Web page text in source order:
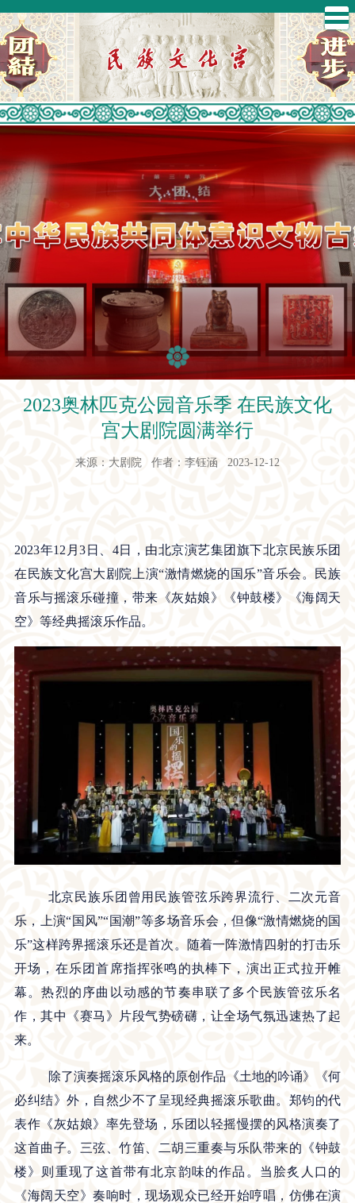
2023奥林匹克公园音乐季 在民族文化
宫大剧院圆满举行
来源：大剧院 作者：李钰涵 2023-12-12
2023年12 月 3 日、 4日，由北京演艺集团旗下北京民族乐团
在民族文化宫大剧院上演“激情燃烧的国乐”音乐会。民族
音乐与摇滚乐碰撞，带来《灰姑娘》《钟鼓楼》《海阔天
空》等经典摇滚乐作品。
北京民族乐团曾用民族管弦乐跨界流行、二次元音
乐，上演“国风”“国潮”等多场音乐会，但像“激情燃烧的国
乐”这样跨界摇滚乐还是首次。随着一阵激情四射的打击乐
开场，在乐团首席指挥张鸣的执棒下，演出正式拉开帷
幕。热烈的序曲以动感的节奏串联了多个民族管弦乐名
作，其中《赛马》片段气势磅礴，让全场气氛迅速热了起
来。
除了演奏摇滚乐风格的原创作品《土地的吟诵》《何
必纠结》外，自然少不了呈现经典摇滚乐歌曲。郑钧的代
表作《灰姑娘》率先登场，乐团以轻摇慢摆的风格演奏了
这首曲子。三弦、竹笛、二胡三重奏与乐队带来的《钟鼓
楼》则重现了这首带有北京韵味的作品。当脍炙人口的
《海阔天空》奏响时，现场观众已经开始哼唱，仿佛在演